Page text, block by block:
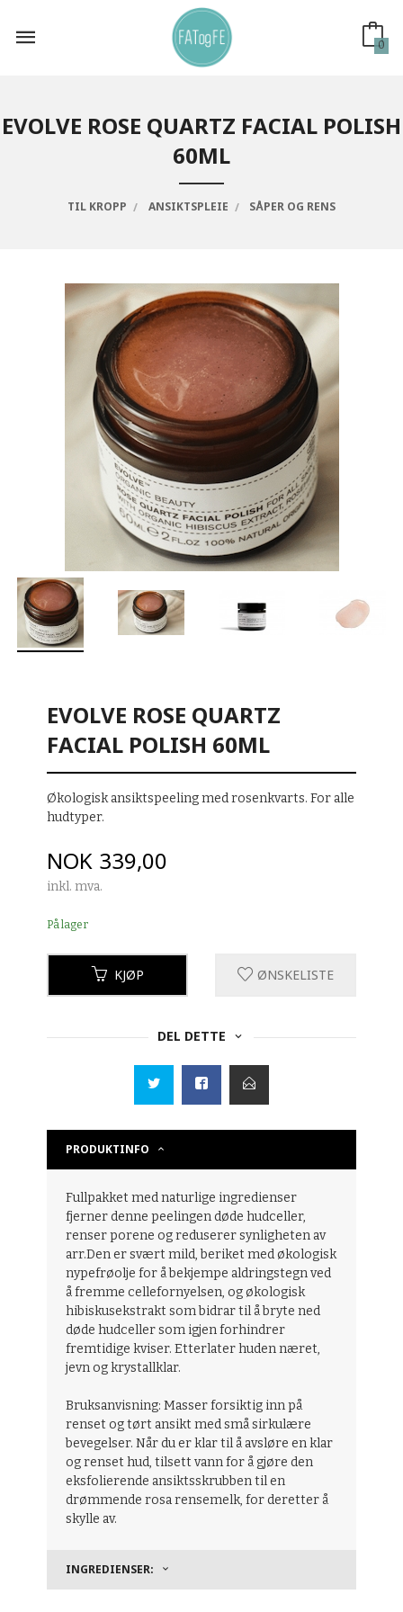
innholdet
0
EVOLVE ROSE QUARTZ FACIAL POLISH
60ML
TIL KROPP ANSIKTSPLEIE SÅPER OG RENS
EVOLVE ROSE QUARTZ
FACIAL POLISH 60ML
Økologisk ansiktspeeling med rosenkvarts. For alle
hudtyper.
Pris
NOK 339,00
inkl. mva.
På lager
KJØP ØNSKELISTE
DEL DETTE
PRODUKTINFO
Fullpakket med naturlige ingredienser
fjerner denne peelingen døde hudceller,
renser porene og reduserer synligheten av
arr.Den er svært mild, beriket med økologisk
nypefrøolje for å bekjempe aldringstegn ved
å fremme cellefornyelsen, og økologisk
hibiskusekstrakt som bidrar til å bryte ned
døde hudceller som igjen forhindrer
fremtidige kviser. Etterlater huden næret,
jevn og krystallklar.
Bruksanvisning: Masser forsiktig inn på
renset og tørt ansikt med små sirkulære
bevegelser. Når du er klar til å avsløre en klar
og renset hud, tilsett vann for å gjøre den
eksfolierende ansiktsskrubben til en
drømmende rosa rensemelk, for deretter å
skylle av.
INGREDIENSER: